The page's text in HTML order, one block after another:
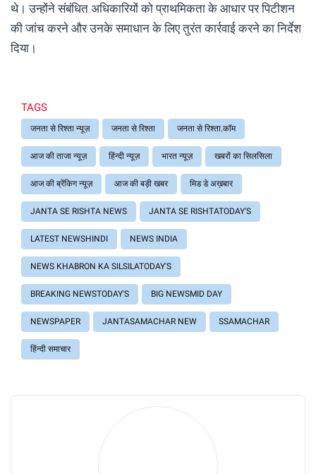
थे। उन्होंने संबंधित अधिकारियों को प्राथमिकता के आधार पर पिटीशन
की जांच करने और उनके समाधान के लिए तुरंत कार्रवाई करने का निर्देश
दिया।
TAGS
जनता से रिश्ता न्यूज़ जनता से रिश्ता जनता से रिश्ता.कॉम
आज की ताजा न्यूज़ हिंन्दी न्यूज़ भारत न्यूज़ खबरों का सिलसिला
आज की ब्रेंकिग न्यूज़ आज की बड़ी खबर मिड डे अख़बार
JANTA SE RISHTA NEWS JANTA SE RISHTATODAY'S
LATEST NEWSHINDI NEWS INDIA
NEWS KHABRON KA SILSILATODAY'S
BREAKING NEWSTODAY'S BIG NEWSMID DAY
NEWSPAPER JANTASAMACHAR NEW SSAMACHAR
हिंन्दी समाचार